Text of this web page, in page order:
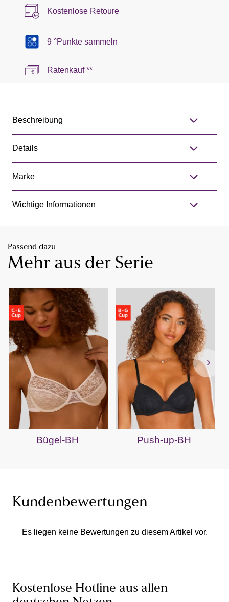
Kostenlose Retoure
9 °Punkte sammeln
Ratenkauf **
Beschreibung
Details
Marke
Wichtige Informationen
Passend dazu
Mehr aus der Serie
Bügel-BH Push-up-BH
Kundenbewertungen
Es liegen keine Bewertungen zu diesem Artikel vor.
Kostenlose Hotline aus allen